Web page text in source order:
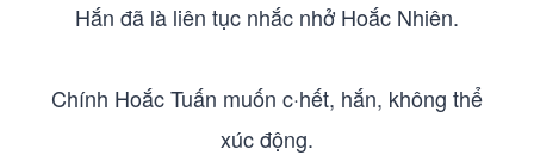
Hắn đã là liên tục nhắc nhở Hoắc Nhiên.
Chính Hoắc Tuấn muốn c·hết, hắn, không thể
xúc động.